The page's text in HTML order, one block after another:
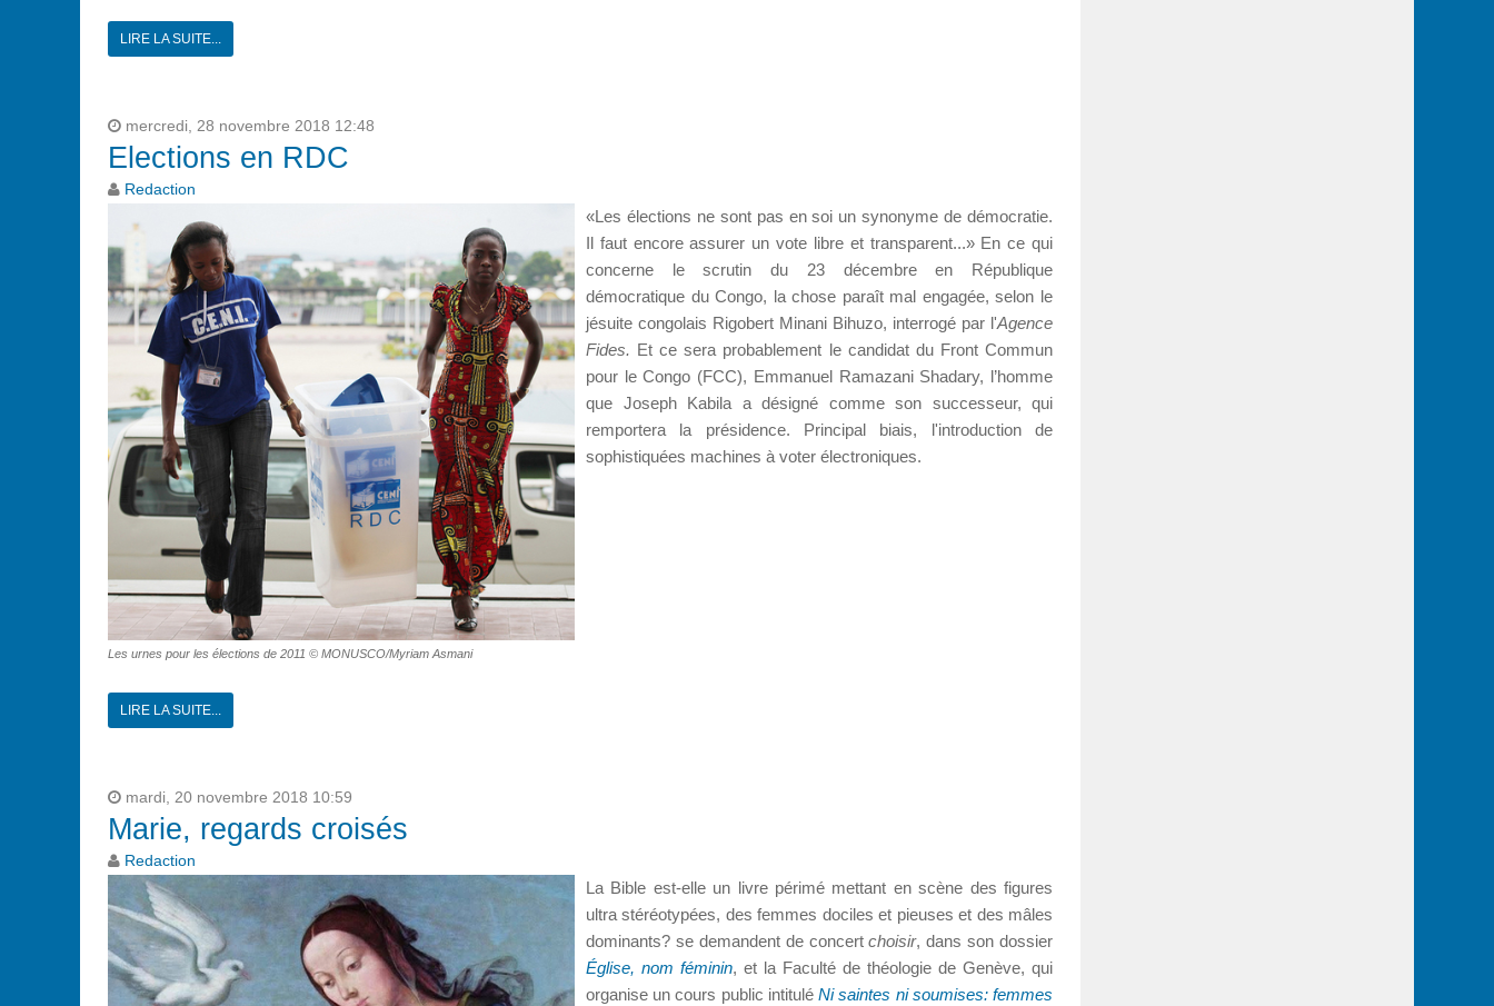
LIRE LA SUITE...
mercredi, 28 novembre 2018 12:48
Elections en RDC
Redaction
Les urnes pour les élections de 2011 © MONUSCO/Myriam Asmani
«Les élections ne sont pas en soi un synonyme de démocratie.
Il faut encore assurer un vote libre et transparent...» En ce qui
concerne le scrutin du 23 décembre en République
démocratique du Congo, la chose paraît mal engagée, selon le
jésuite congolais Rigobert Minani Bihuzo, interrogé par l'Agence
Fides. Et ce sera probablement le candidat du Front Commun
pour le Congo (FCC), Emmanuel Ramazani Shadary, l’homme
que Joseph Kabila a désigné comme son successeur, qui
remportera la présidence. Principal biais, l'introduction de
sophistiquées machines à voter électroniques.
LIRE LA SUITE...
mardi, 20 novembre 2018 10:59
Marie, regards croisés
Redaction
La Bible est-elle un livre périmé mettant en scène des figures
ultra stéréotypées, des femmes dociles et pieuses et des mâles
dominants? se demandent de concertchoisir, dans son dossier
Église, nom féminin, et la Faculté de théologie de Genève, qui
organise un cours public intituléNi saintes ni soumises: femmes